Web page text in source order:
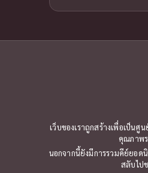
เว็บของเราถูกสร้างเพื่อเป็น
คุณภาพ
นอกจากนี้ยังมีการรวมคีย์ยอด
สลับไป